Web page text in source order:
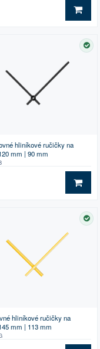
DO
hliníkové ručičky na
mm | 90 mm
DO
hliníkové ručičky na
mm | 113 mm